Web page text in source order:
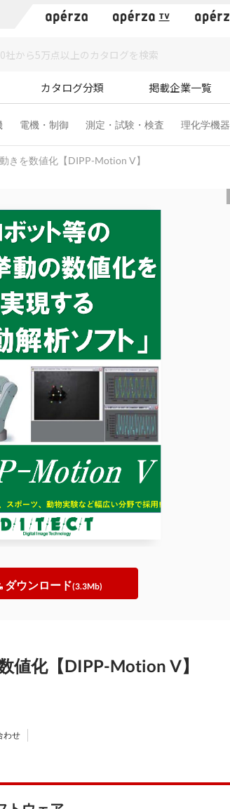
カタログ分類 掲載企業一覧
電機・制御 測定・試験・検査 理化学機器
きを数値化【DIPP-Motion V】
ダウンロード(3.3Mb)
値化【DIPP-Motion V】
わせ